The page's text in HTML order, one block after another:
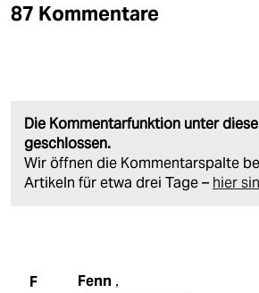
87 Kommentare
Die Kommentarfunktion unter
geschlossen.
Wir öffnen die Kommentarspalte
Artikeln für etwa drei Tage – hier
F Fenn,